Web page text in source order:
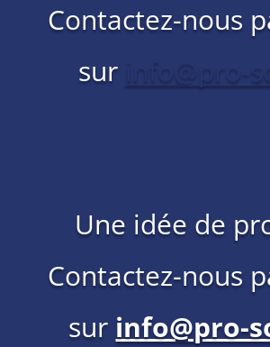
Contactez-nous
sur info@pro-
Une idée de
Contactez-nous
sur info@pro-